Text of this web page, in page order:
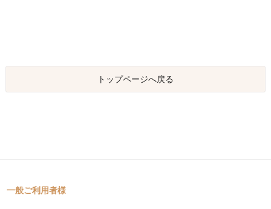
トップページへ戻る
一般ご利用者様